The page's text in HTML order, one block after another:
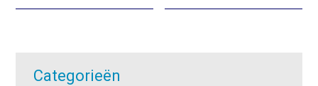
€0,87. €0,61.
€3,16. €2,21.
Categorieën